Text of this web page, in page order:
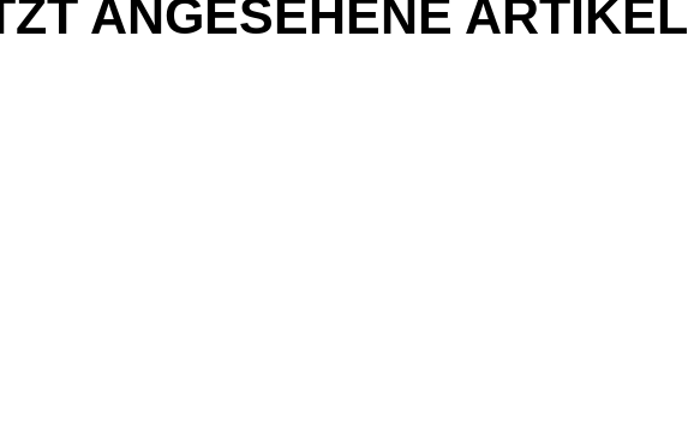
ANGESEHENE ARTIKEL